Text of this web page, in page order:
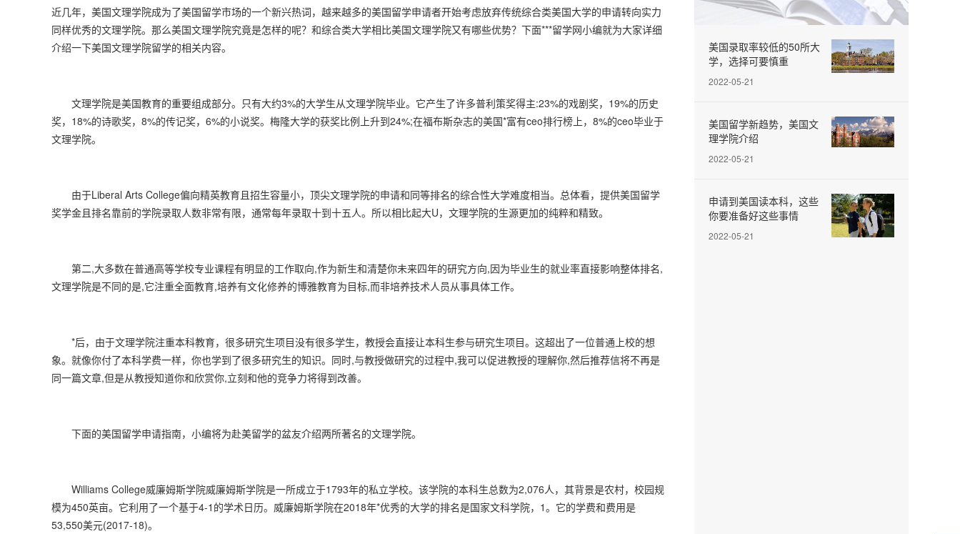
近几年，美国文理学院成为了美国留学市场的一个新兴热词，越来越多的美国留学申请者开始考虑放弃传统综合类美国大学的申请转向实力
同样优秀的文理学院。那么美国文理学院究竟是怎样的呢？和综合类大学相比美国文理学院又有哪些优势？下面***留学网小编就为大家详细
介绍一下美国文理学院留学的相关内容。
文理学院是美国教育的重要组成部分。只有大约3%的大学生从文理学院毕业。它产生了许多普利策奖得主:23%的戏剧奖，19%的历史
奖，18%的诗歌奖，8%的传记奖，6%的小说奖。梅隆大学的获奖比例上升到24%;在福布斯杂志的美国*富有ceo排行榜上，8%的ceo毕业于
文理学院。
由于Liberal Arts College偏向精英教育且招生容量小，顶尖文理学院的申请和同等排名的综合性大学难度相当。总体看，提供美国留学
奖学金且排名靠前的学院录取人数非常有限，通常每年录取十到十五人。所以相比起大U，文理学院的生源更加的纯粹和精致。
第二,大多数在普通高等学校专业课程有明显的工作取向,作为新生和清楚你未来四年的研究方向,因为毕业生的就业率直接影响整体排名,
文理学院是不同的是,它注重全面教育,培养有文化修养的博雅教育为目标,而非培养技术人员从事具体工作。
*后，由于文理学院注重本科教育，很多研究生项目没有很多学生，教授会直接让本科生参与研究生项目。这超出了一位普通上校的想
象。就像你付了本科学费一样，你也学到了很多研究生的知识。同时,与教授做研究的过程中,我可以促进教授的理解你,然后推荐信将不再是
同一篇文章,但是从教授知道你和欣赏你,立刻和他的竞争力将得到改善。
下面的美国留学申请指南，小编将为赴美留学的盆友介绍两所著名的文理学院。
Williams College威廉姆斯学院威廉姆斯学院是一所成立于1793年的私立学校。该学院的本科生总数为2,076人，其背景是农村，校园规
模为450英亩。它利用了一个基于4-1的学术日历。威廉姆斯学院在2018年*优秀的大学的排名是国家文科学院，1。它的学费和费用是
53,550美元(2017-18)。
美国录取率较低的50所大
学，选择可要慎重
2022-05-21
美国留学新趋势，美国文
理学院介绍
2022-05-21
申请到美国读本科，这些
你要准备好这些事情
2022-05-21